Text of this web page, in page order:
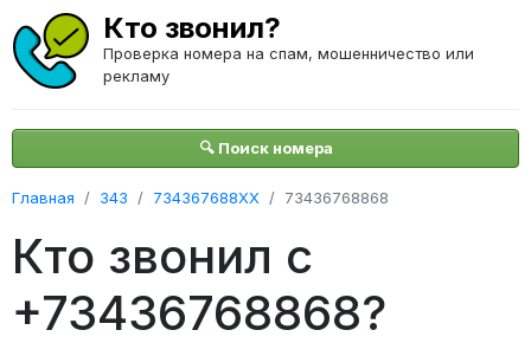
Кто звонил?
Проверка номера на спам, мошенничество или
рекламу
🔍 Поиск номера
Главная 343 734367688XX 73436768868
Кто звонил с
+73436768868?